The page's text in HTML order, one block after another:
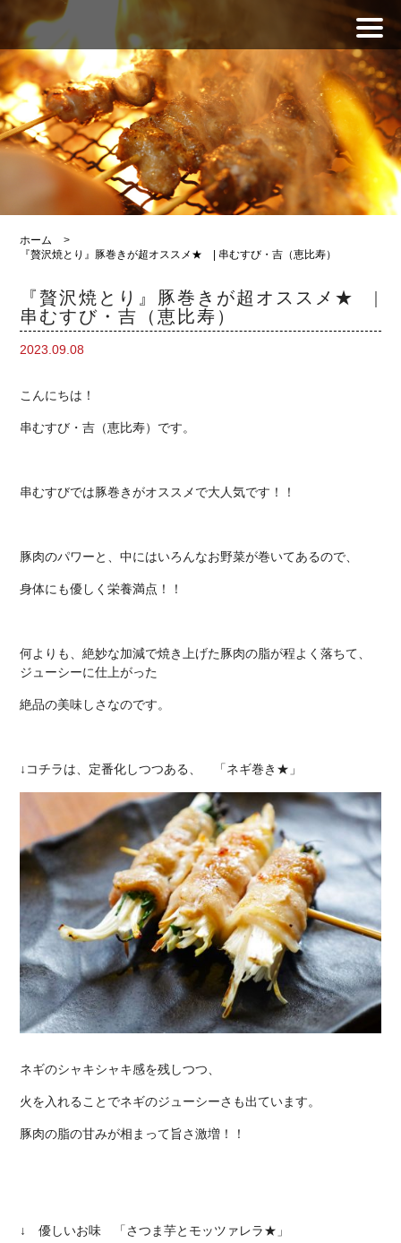
ホーム
>
『贅沢焼とり』豚巻きが超オススメ★ | 串むすび・吉（恵比寿）
『贅沢焼とり』豚巻きが超オススメ★ |
串むすび・吉（恵比寿）
2023.09.08
こんにちは！
串むすび・吉（恵比寿）です。
串むすびでは豚巻きがオススメで大人気です！！
豚肉のパワーと、中にはいろんなお野菜が巻いてあるので、
身体にも優しく栄養満点！！
何よりも、絶妙な加減で焼き上げた豚肉の脂が程よく落ちて、
ジューシーに仕上がった
絶品の美味しさなのです。
↓コチラは、定番化しつつある、 「ネギ巻き★」
ネギのシャキシャキ感を残しつつ、
火を入れることでネギのジューシーさも出ています。
豚肉の脂の甘みが相まって旨さ激増！！
↓ 優しいお味 「さつま芋とモッツァレラ★」